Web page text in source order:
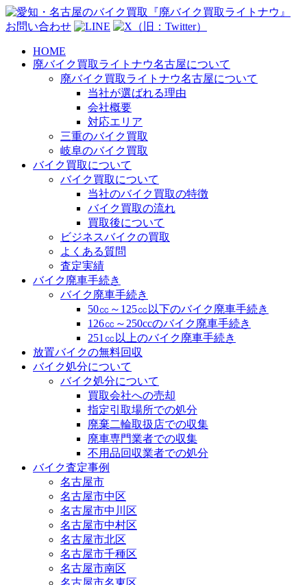
お問い合わせ
HOME
廃バイク買取ライトナウ名古屋について
廃バイク買取ライトナウ名古屋について
当社が選ばれる理由
会社概要
対応エリア
三重のバイク買取
岐阜のバイク買取
バイク買取について
バイク買取について
当社のバイク買取の特徴
バイク買取の流れ
買取後について
ビジネスバイクの買取
よくある質問
査定実績
バイク廃車手続き
バイク廃車手続き
50㏄～125㏄以下のバイク廃車手続き
126㏄～250ccのバイク廃車手続き
251㏄以上のバイク廃車手続き
放置バイクの無料回収
バイク処分について
バイク処分について
買取会社への売却
指定引取場所での処分
廃棄二輪取扱店での収集
廃車専門業者での収集
不用品回収業者での処分
バイク査定事例
名古屋市
名古屋市中区
名古屋市中川区
名古屋市中村区
名古屋市北区
名古屋市千種区
名古屋市南区
名古屋市名東区